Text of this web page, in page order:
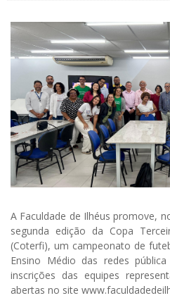
A Faculdade de Ilhéus promove,
segunda edição da Copa
(Coterfi), um campeonato de
Ensino Médio das redes
inscrições das equipes
abertas no site